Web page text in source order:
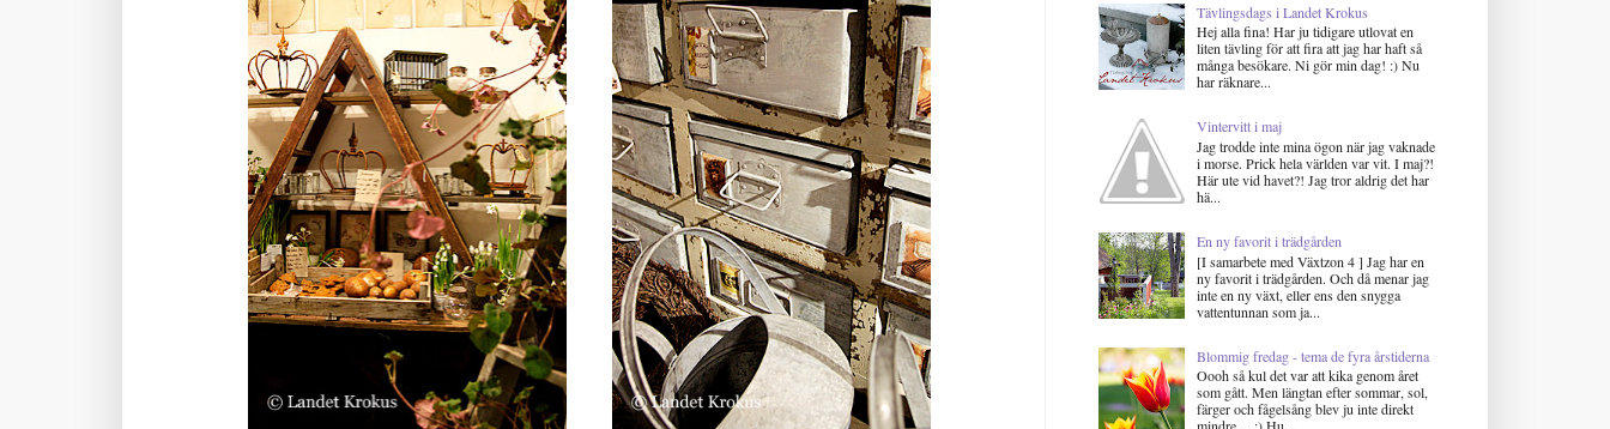
Tävlingsdags i Landet Krokus
Hej alla fina! Har ju tidigare utlovat en
liten tävling för att fira att jag har haft så
många besökare. Ni gör min dag! :) Nu
har räknare...
Vintervitt i maj
Jag trodde inte mina ögon när jag vaknade
i morse. Prick hela världen var vit. I maj?!
Här ute vid havet?! Jag tror aldrig det har
hä...
En ny favorit i trädgården
[I samarbete med Växtzon 4 ] Jag har en
ny favorit i trädgården. Och då menar jag
inte en ny växt, eller ens den snygga
vattentunnan som ja...
Blommig fredag - tema de fyra årstiderna
Oooh så kul det var att kika genom året
som gått. Men längtan efter sommar, sol,
färger och fågelsång blev ju inte direkt